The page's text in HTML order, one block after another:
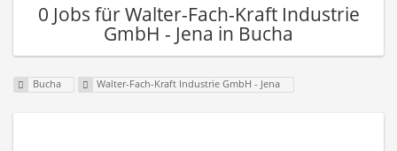
0 Jobs für Walter-Fach-Kraft Industrie
GmbH - Jena in Bucha
Bucha Walter-Fach-Kraft Industrie GmbH - Jena